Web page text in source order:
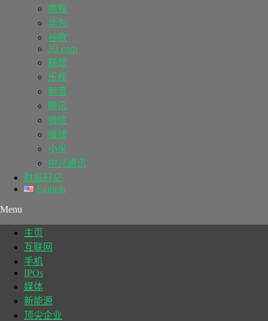
携程
华为
谷歌
JD.com
联想
乐视
新浪
腾讯
微信
微博
小米
中兴通讯
财报日记
English
Menu
主页
互联网
手机
IPOs
媒体
新能源
顶尖企业